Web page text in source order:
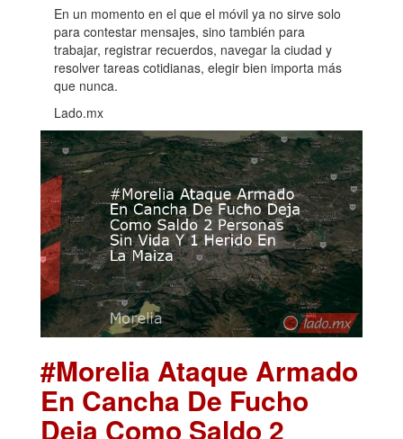
En un momento en el que el móvil ya no sirve solo
para contestar mensajes, sino también para
trabajar, registrar recuerdos, navegar la ciudad y
resolver tareas cotidianas, elegir bien importa más
que nunca.
Lado.mx
#Morelia Ataque Armado
En Cancha De Fucho
Deja Como Saldo 2